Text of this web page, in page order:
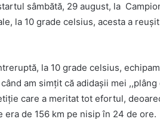
sâmbătă, 29 august, la
la 10 grade celsius, acesta a
la 10 grade celsius,
am simţit că adidaşii mei ,,plâng
care a meritat tot efortul,
de 156 km pe nisip în 24 de ore.